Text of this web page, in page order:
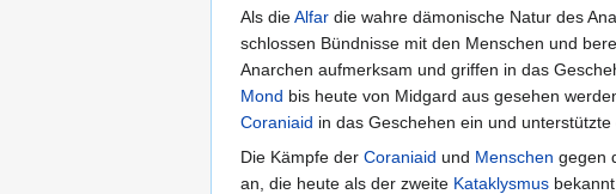
Als dieAlfar die wahre dämonische Natur des
schlossen Bündnisse mit den Menschen und
Anarchen aufmerksam und griffen in das
Mond bis heute von Midgard aus gesehen
Coraniaid in das Geschehen ein und unterstützte
Die Kämpfe der Coraniaid und Menschen gegen
an, die heute als der zweite Kataklysmus